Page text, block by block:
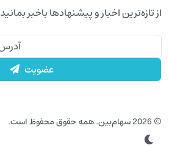
از تازه‌ترین اخبار و پیشنهادها باخبر بمانید
عضویت
© 2026 سهام‌بین. همه حقوق محفوظ است.